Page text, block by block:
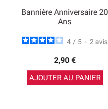
Bannière Anniversaire 20
Ans
4 / 5 - 2 avis
2,90 €
AJOUTER AU PANIER